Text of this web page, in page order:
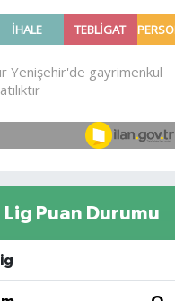
Lig Puan Durumu